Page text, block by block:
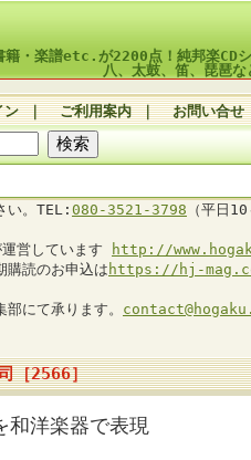
籍・楽譜etc.が2200点！純邦楽CD
八、太鼓、笛、琵琶な
ン｜ ご利用案内｜ お問い合せ
い。TEL: 080-3521-3798 （平日
営しています
http://
購読のお申込はhttps://hj-
にて承ります。
［2566］
和洋楽器で表現